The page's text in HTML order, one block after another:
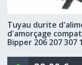
Tuyau durite
d'amorçage
Bipper 206 207 307